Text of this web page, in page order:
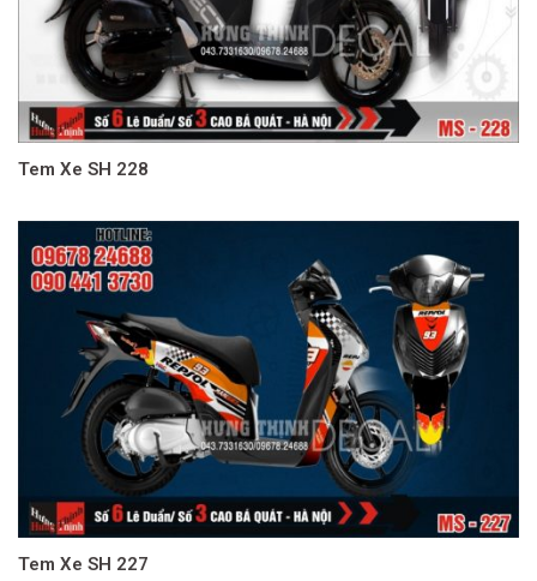
Tem Xe SH 228
Tem Xe SH 227